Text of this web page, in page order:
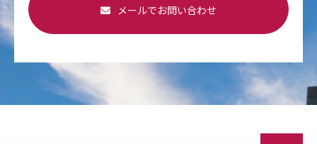
メールでお問い合わせ